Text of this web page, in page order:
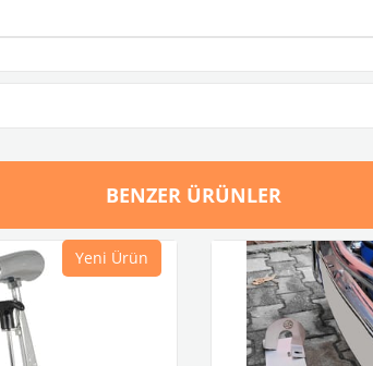
BENZER ÜRÜNLER
Yeni Ürün